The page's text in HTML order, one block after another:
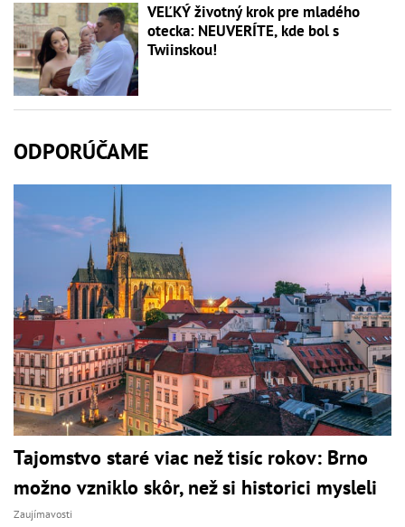
VEĽKÝ životný krok pre mladého
otecka: NEUVERÍTE, kde bol s
Twiinskou!
ODPORÚČAME
Tajomstvo staré viac než tisíc rokov: Brno
možno vzniklo skôr, než si historici mysleli
Zaujímavosti